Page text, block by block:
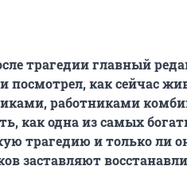
трагедии главный
посмотрел, как сейчас
работниками
как одна из самых
трагедию и только ли
заставляют